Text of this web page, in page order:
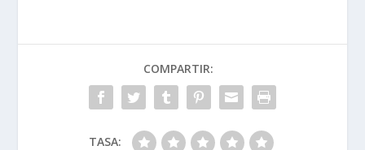
COMPARTIR:
TASA: